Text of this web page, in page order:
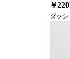
￥220
ダッ